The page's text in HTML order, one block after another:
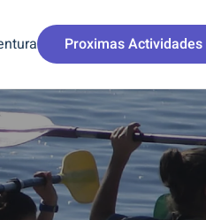
Proximas Actividades